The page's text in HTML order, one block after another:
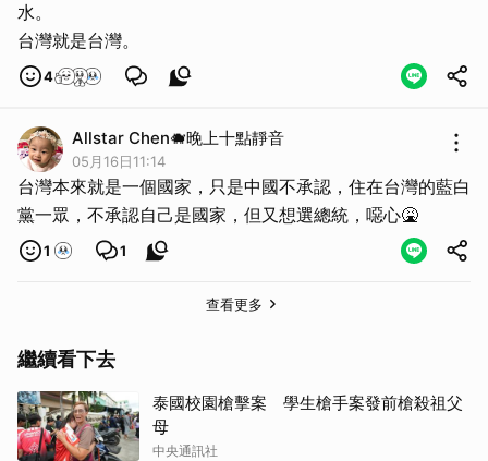
水。
台灣就是台灣。
4
Allstar Chen🐗晚上十點靜音
05月16日11:14
台灣本來就是一個國家，只是中國不承認，住在台灣的藍白
黨一眾，不承認自己是國家，但又想選總統，噁心🤮
1 1
查看更多
繼續看下去
泰國校園槍擊案 學生槍手案發前槍殺祖父
母
中央通訊社